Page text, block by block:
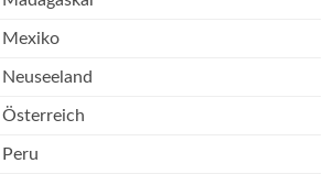
Mexiko
Neuseeland
Österreich
Peru